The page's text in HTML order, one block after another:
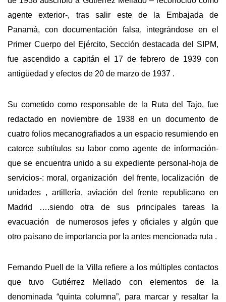
agente exterior-, tras salir este de la Embajada de
Panamá, con documentación falsa, integrándose en el
Primer Cuerpo del Ejército, Sección destacada del SIPM,
fue ascendido a capitán el 17 de febrero de 1939 con
antigüedad y efectos de 20 de marzo de 1937 .
Su cometido como responsable de la Ruta del Tajo, fue
redactado en noviembre de 1938 en un documento de
cuatro folios mecanografiados a un espacio resumiendo en
catorce subtítulos su labor como agente de información-
que se encuentra unido a su expediente personal-hoja de
servicios-: moral, organización del frente, localización de
unidades , artillería, aviación del frente republicano en
Madrid ….siendo otra de sus principales tareas la
evacuación de numerosos jefes y oficiales y algún que
otro paisano de importancia por la antes mencionada ruta .
Fernando Puell de la Villa refiere a los múltiples contactos
que tuvo Gutiérrez Mellado con elementos de la
denominada “quinta columna”, para marcar y resaltar la